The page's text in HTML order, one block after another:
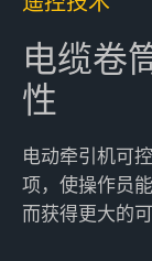
电缆卷
性
电动牵引机可
项，使操作员
而获得更大的